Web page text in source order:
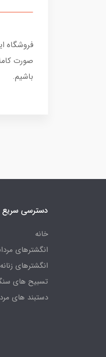
فروشگاه
صورت
باشیم.
دسترسی سریع
خانه
انگشترهای
انگشترهای زنانه
تسبیح های
دستبند های